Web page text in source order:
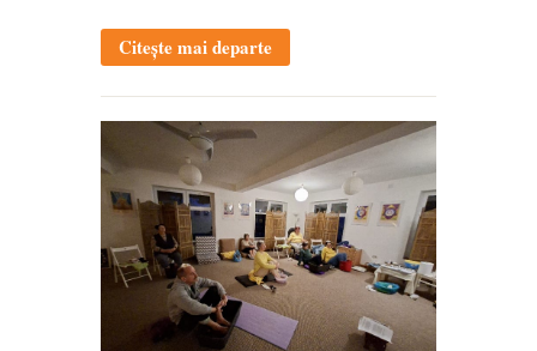
Citește mai departe